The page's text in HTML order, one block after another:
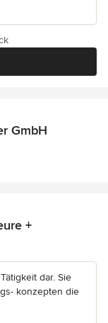
GmbH
+
dar. Sie
konzepten die